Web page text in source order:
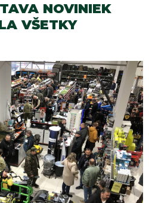
NOVINIEK
VŠETKY